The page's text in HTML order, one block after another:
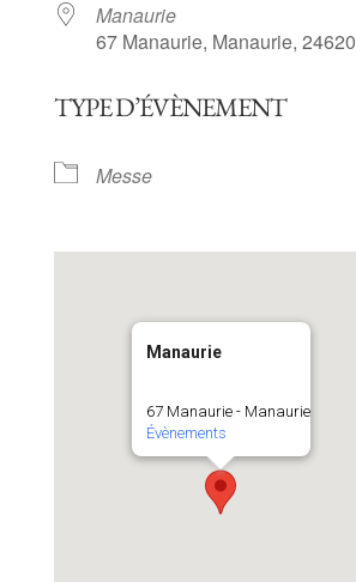
Manaurie
67 Manaurie, Manaurie, 24620
TYPE D’ÉVÈNEMENT
Messe
Manaurie
67 Manaurie - Manaurie
Évènements